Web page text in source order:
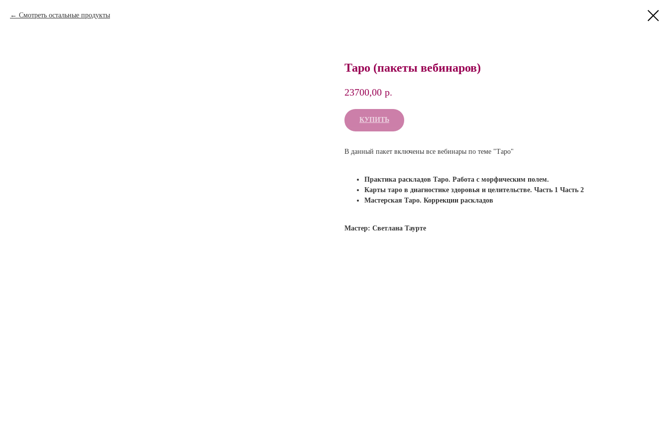
Смотреть остальные продукты
Таро (пакеты вебинаров)
23700,00 р.
КУПИТЬ
В данный пакет включены все вебинары по теме "Таро"
Практика раскладов Таро. Работа с морфическим полем.
Карты таро в диагностике здоровья и целительстве. Часть 1 Часть 2
Мастерская Таро. Коррекции раскладов
Мастер: Светлана Таурте